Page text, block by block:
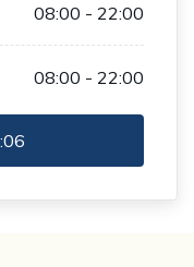
08:00 - 22:00
08:00 - 22:00